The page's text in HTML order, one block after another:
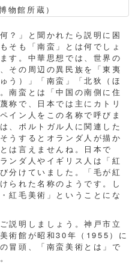
物館所蔵）
？」と聞かれたら説明に困
そも「南蛮」とは何でしょ
す。中華思想では、世界の
その周辺の異民族を「東夷
う）」「南蛮」「北狄（ほ
南蛮とは「中国の南側に住
称で、日本では主にカトリ
イン人をこの名称で呼びま
、ポルトガル人に関連した
うするとオランダ人が描か
は言えませんね。日本で
ンダ人やイギリス人は「紅
分けていました。「毛が紅
られた名称のようです。し
紅毛美術」ということにな
説明しましょう。神戸市立
術館が昭和30年（1955）に
冒頭、「南蛮美術とは」で